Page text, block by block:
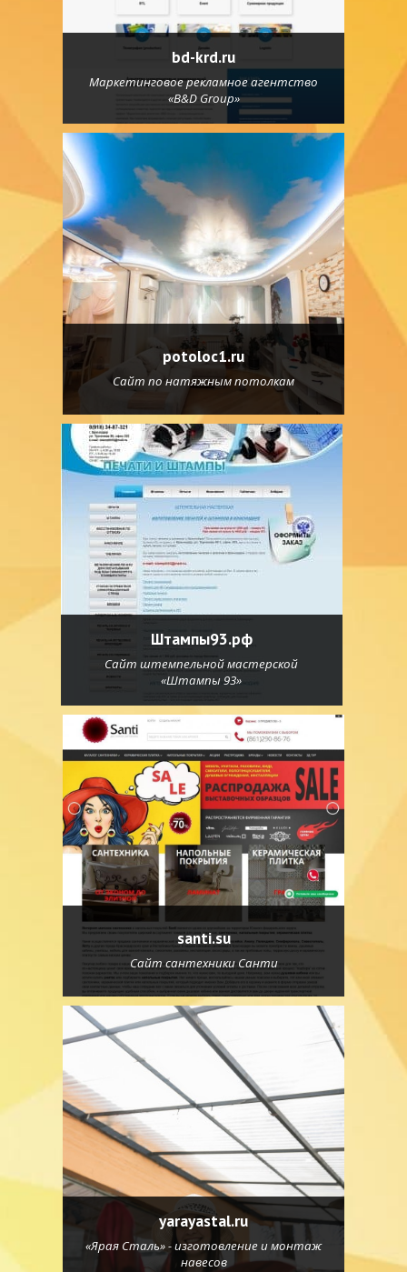
bd-krd.ru
Маркетинговое рекламное агентство
«В&D Group»
potoloc1.ru
Сайт по натяжным потолкам
Штампы93.рф
Сайт штемпельной мастерской
«Штампы 93»
santi.su
Сайт сантехники Санти
yarayastal.ru
«Ярая Сталь» - изготовление и монтаж
навесов